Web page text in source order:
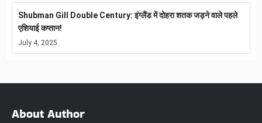
Shubman Gill Double Century: इंग्लैंड में दोहरा शतक जड़ने वाले पहले
एशियाई कप्तान!
July 4, 2025
About Author